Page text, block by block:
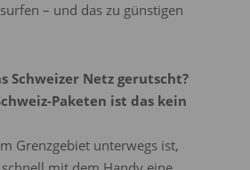
– und das zu günstigen
Schweizer Netz gerutscht?
Paketen ist das kein
Grenzgebiet unterwegs ist,